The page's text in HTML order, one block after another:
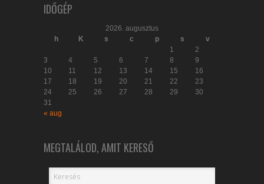
IDŐGÉP
2026. augusztus
h
K s c p s
v
1
2
3
4 5 6 7 8
9
10
11 12 13 14 15
16
17
18 19 20 21 22
23
24
25 26 27 28 29
30
31
« aug
MEGTALÁLOD, AMIT KERESŐ